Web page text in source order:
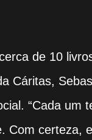
de 10
Cáritas,
“Cada um
Com certeza,